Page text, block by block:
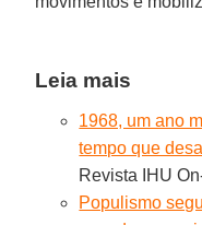
Leia mais
1968, um ano
tempo que
Revista IHU
Populismo